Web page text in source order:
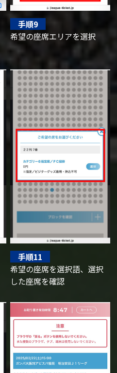
手順9
希望の座席エリアを選択
手順11
希望の座席を選択語、選択
した座席を確認